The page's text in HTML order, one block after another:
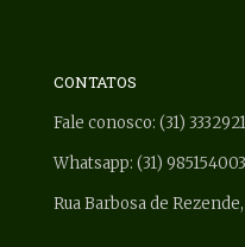
CONTATOS
Fale conosco: (31)
Whatsapp: (31) 985154003
Rua Barbosa de